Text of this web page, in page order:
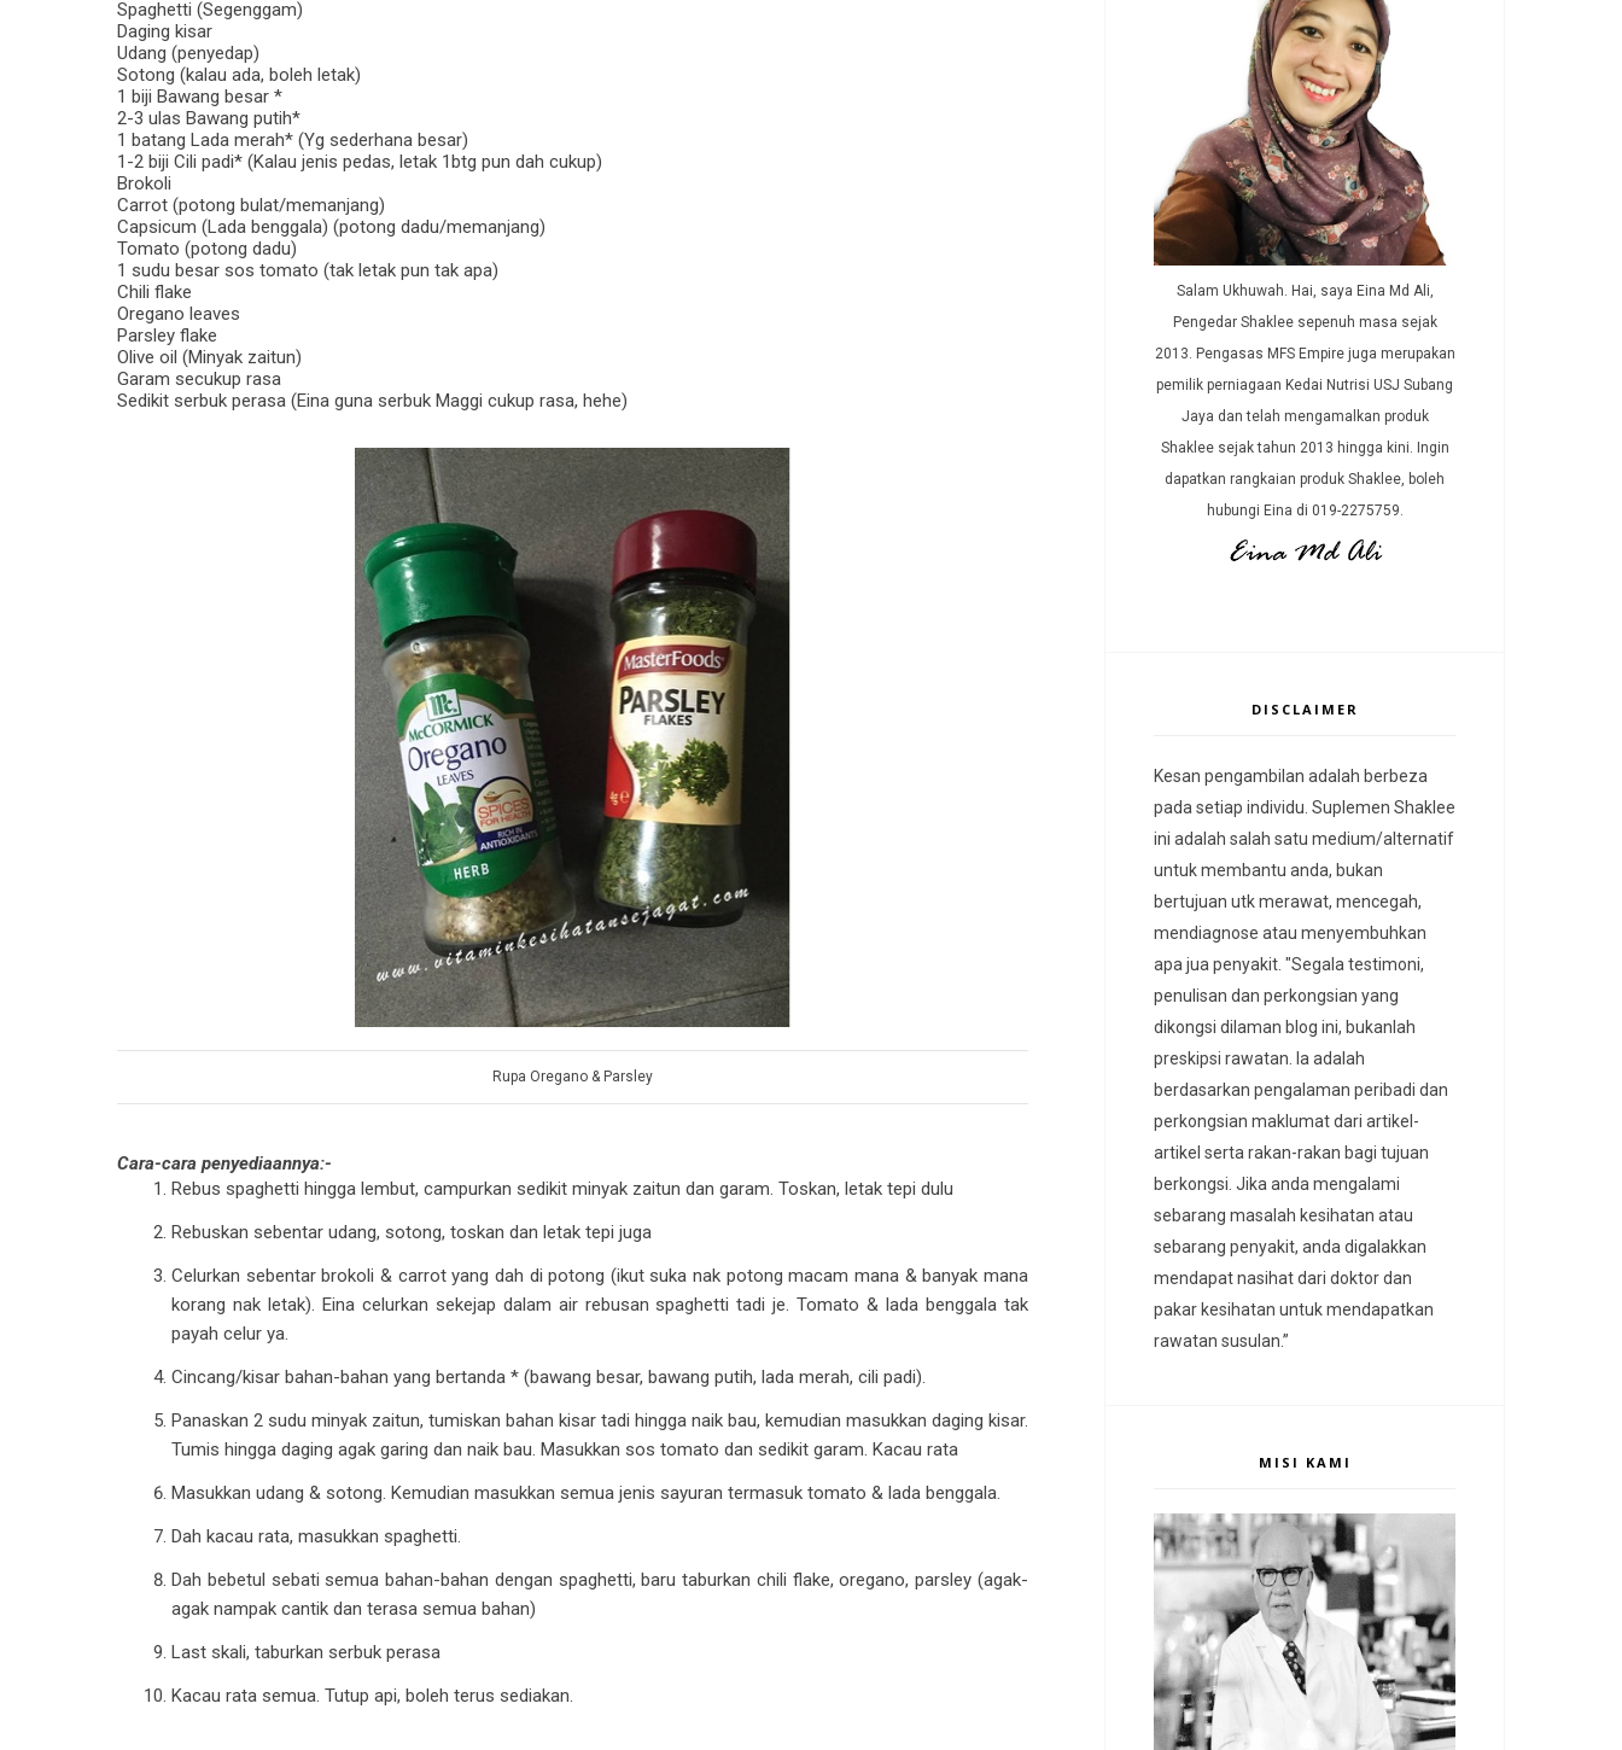
Spaghetti (Segenggam)
Daging kisar
Udang (penyedap)
Sotong (kalau ada, boleh letak)
1 biji Bawang besar *
2-3 ulas Bawang putih*
1 batang Lada merah* (Yg sederhana besar)
1-2 biji Cili padi* (Kalau jenis pedas, letak 1btg pun dah cukup)
Brokoli
Carrot (potong bulat/memanjang)
Capsicum (Lada benggala) (potong dadu/memanjang)
Tomato (potong dadu)
1 sudu besar sos tomato (tak letak pun tak apa)
Chili flake
Oregano leaves
Parsley flake
Olive oil (Minyak zaitun)
Garam secukup rasa
Sedikit serbuk perasa (Eina guna serbuk Maggi cukup rasa, hehe)
Rupa Oregano & Parsley
Cara-cara penyediaannya:-
Rebus spaghetti hingga lembut, campurkan sedikit minyak zaitun dan garam. Toskan, letak tepi dulu
Rebuskan sebentar udang, sotong, toskan dan letak tepi juga
Celurkan sebentar brokoli & carrot yang dah di potong (ikut suka nak potong macam mana & banyak mana
korang nak letak). Eina celurkan sekejap dalam air rebusan spaghetti tadi je. Tomato & lada benggala tak
payah celur ya.
Cincang/kisar bahan-bahan yang bertanda * (bawang besar, bawang putih, lada merah, cili padi).
Panaskan 2 sudu minyak zaitun, tumiskan bahan kisar tadi hingga naik bau, kemudian masukkan daging kisar.
Tumis hingga daging agak garing dan naik bau. Masukkan sos tomato dan sedikit garam. Kacau rata
Masukkan udang & sotong. Kemudian masukkan semua jenis sayuran termasuk tomato & lada benggala.
Dah kacau rata, masukkan spaghetti.
Dah bebetul sebati semua bahan-bahan dengan spaghetti, baru taburkan chili flake, oregano, parsley (agak-
agak nampak cantik dan terasa semua bahan)
Last skali, taburkan serbuk perasa
Kacau rata semua. Tutup api, boleh terus sediakan.
Salam Ukhuwah. Hai, saya Eina Md Ali,
Pengedar Shaklee sepenuh masa sejak
2013. Pengasas MFS Empire juga merupakan
pemilik perniagaan Kedai Nutrisi USJ Subang
Jaya dan telah mengamalkan produk
Shaklee sejak tahun 2013 hingga kini. Ingin
dapatkan rangkaian produk Shaklee, boleh
hubungi Eina di 019-2275759.
DISCLAIMER
Kesan pengambilan adalah berbeza
pada setiap individu. Suplemen Shaklee
ini adalah salah satu medium/alternatif
untuk membantu anda, bukan
bertujuan utk merawat, mencegah,
mendiagnose atau menyembuhkan
apa jua penyakit. "Segala testimoni,
penulisan dan perkongsian yang
dikongsi dilaman blog ini, bukanlah
preskipsi rawatan. Ia adalah
berdasarkan pengalaman peribadi dan
perkongsian maklumat dari artikel-
artikel serta rakan-rakan bagi tujuan
berkongsi. Jika anda mengalami
sebarang masalah kesihatan atau
sebarang penyakit, anda digalakkan
mendapat nasihat dari doktor dan
pakar kesihatan untuk mendapatkan
rawatan susulan.”
MISI KAMI